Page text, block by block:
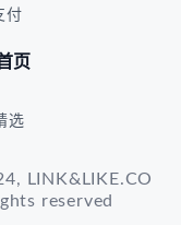
付
页
选
LINK&LIKE.CO
reserved